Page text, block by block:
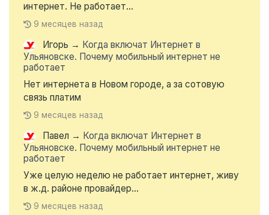
интернет. Не работает...
9 месяцев назад
Игорь → Когда включат Интернет в
Ульяновске. Почему мобильный интернет не
работает
Нет интернета в Новом городе, а за сотовую
связь платим
9 месяцев назад
Павел → Когда включат Интернет в
Ульяновске. Почему мобильный интернет не
работает
Уже целую неделю не работает интернет, живу
в ж.д. районе провайдер...
9 месяцев назад